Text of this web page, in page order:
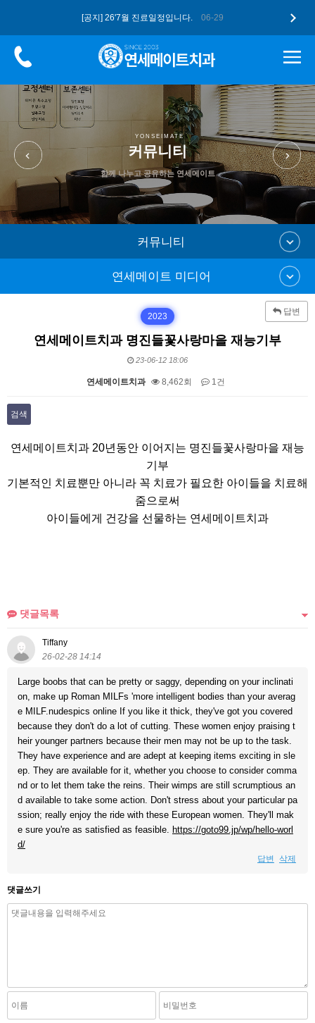
[공지] 26'7월 진료일정입니다. 06-29
[공지] 고유가 피해지원금, 연세메이… 05-12
[공지] 2026 병오년 새해 복 많… 01-07
YONSEIMATE
커뮤니티
함께 나누고 공유하는 연세메이트
커뮤니티
연세메이트 미디어
답변
2023
연세메이트치과 명진들꽃사랑마을 재능기부
23-06-12 18:06
연세메이트치과 8,462회 1건
검색
연세메이트치과 20년동안 이어지는 명진들꽃사랑마을 재능
기부
기본적인 치료뿐만 아니라 꼭 치료가 필요한 아이들을 치료해
줌으로써
아이들에게 건강을 선물하는 연세메이트치과
댓글목록
Tiffany
26-02-28 14:14
Large boobs that can be pretty or saggy, depending on your inclinati
on, make up Roman MILFs 'more intelligent bodies than your averag
e MILF.nudespics online If you like it thick, they've got you covered
because they don't do a lot of cutting. These women enjoy praising t
heir younger partners because their men may not be up to the task.
They have experience and are adept at keeping items exciting in sle
ep. They are available for it, whether you choose to consider comma
nd or to let them take the reins. Their wimps are still scrumptious an
d available to take some action. Don't stress about your particular pa
ssion; really enjoy the ride with these European women. They'll mak
e sure you're as satisfied as feasible. https://goto99.jp/wp/hello-worl
d/
답변 삭제
댓글쓰기